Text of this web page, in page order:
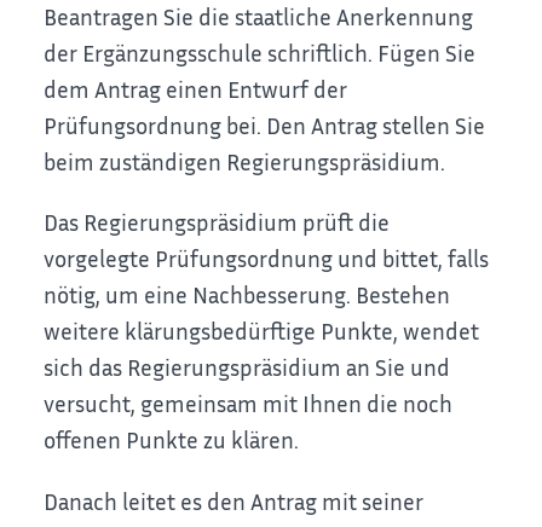
Beantragen Sie die staatliche Anerkennung
der Ergänzungsschule schriftlich. Fügen Sie
dem Antrag einen Entwurf der
Prüfungsordnung bei. Den Antrag stellen Sie
beim zuständigen Regierungspräsidium.
Das Regierungspräsidium prüft die
vorgelegte Prüfungsordnung und bittet, falls
nötig, um eine Nachbesserung. Bestehen
weitere klärungsbedürftige Punkte, wendet
sich das Regierungspräsidium an Sie und
versucht, gemeinsam mit Ihnen die noch
offenen Punkte zu klären.
Danach leitet es den Antrag mit seiner